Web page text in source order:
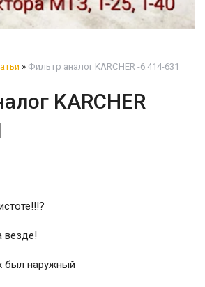
» Фильтр аналог KARCHER -6.414-631
KARCHER
везде!
был наружный